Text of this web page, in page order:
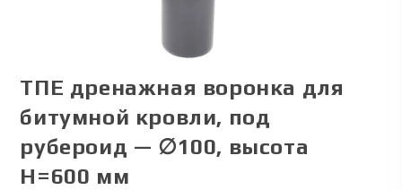
ТПЕ дренажная воронка для
битумной кровли, под
рубероид — ∅100, высота
Н=600 мм